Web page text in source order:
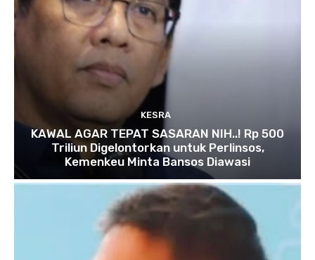
KESRA
KAWAL AGAR TEPAT SASARAN NIH..! Rp 500
Triliun Digelontorkan untuk Perlinsos,
Kemenkeu Minta Bansos Diawasi